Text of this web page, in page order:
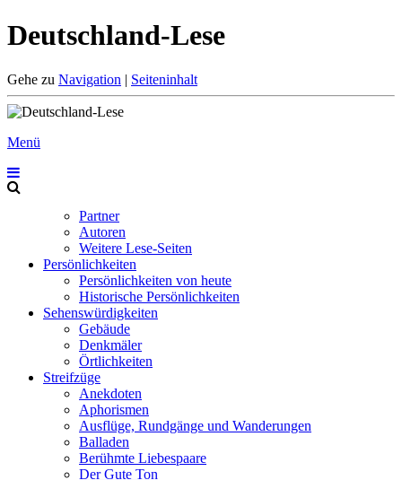
Deutschland-Lese
Gehe zu Navigation | Seiteninhalt
Menü
Partner
Autoren
Weitere Lese-Seiten
Persönlichkeiten
Persönlichkeiten von heute
Historische Persönlichkeiten
Sehenswürdigkeiten
Gebäude
Denkmäler
Örtlichkeiten
Streifzüge
Anekdoten
Aphorismen
Ausflüge, Rundgänge und Wanderungen
Balladen
Berühmte Liebespaare
Der Gute Ton